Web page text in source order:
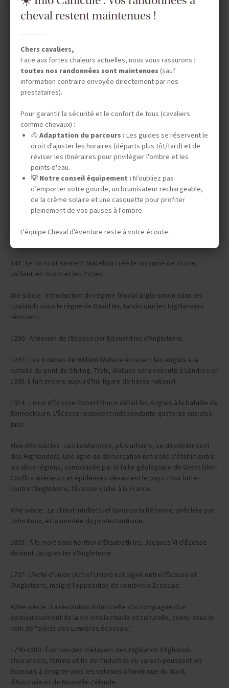
PIB : 190 milliard €
PIB par habitant : 29 000€
Chômage : 6,4%
Principales activités : énergies fossiles, agriculture
Histoire
continentale et jettent les bases d'une florissante civilisation
néolothique, dont les traces existent encore dans les Orcades.
Ier siècle : Les Romains ne parviennent pas à soumettre les tribus
celtes, qu'ils dénomment "Pictes" (du latin pictus, peint).
IVe siècle : Introduction du christianisme.
VIe-VIIe siècles : La tribu celte des Scots, venue du nord de l'Irlande,
s'établit à son tour en Écosse, suivie par les Anglo-Saxons, arrivés
d'Angleterre.
VIIIe-IXe siècles : Assauts des Vikings qui contrôlent le littoral
843 : Le roi scot Kenneth MacAlpin créé le royaume de Scone,
unifiant les Scots et les Pictes.
XIIe siècle : Introduction du régime féodal anglo-saxon dans les
Lowlands sous le règne de David Ier, tandis que les Highlanders
résistent.
1296 : Annexion de l'Écosse par Édouard Ier d'Angleterre.
1297 : Les troupes de William Wallace écrasent les Anglais à la
bataille du pont de Stirling. Trahi, Wallace sera exécuté à Londres en
1305. Il fait encore aujourd'hui figure de héros national.
1314 : Le roi d'Écosse Robert Bruce défait les Anglais à la bataille de
Bannockburn. L'Écosse redevient indépendante quatorze ans plus
tard.
XIVe-XVe siècles : Les Lowlanders, plus urbains, se désolidarisent
des Highlanders. Une ligne de démarcation naturelle s'établit entre
les deux régions, symbolisée par la faille géologique de Great Glen.
Conflits intérieurs et épidémies dévastent le pays. Pour lutter
contre l'Angleterre, l'Écosse s'allie à la France.
XVIe siècle : Le climat intellectuel favorise la Réforme, prêchée par
John Knox, et la montée du protestantisme.
1603 : À la mort sans héritier d'Élisabeth Ire, Jacques VI d'Écosse
devient Jacques Ier d'Angleterre.
1707 : L'Acte d'union (Act of Union) est signé entre l'Écosse et
l'Angleterre, malgré l'opposition de nombreux Écossais.
XVIIIe siècle : La révolution industrielle s'accompagne d'un
épanouissement de la vie intellectuelle et culturelle, connu sous le
nom de “siècle des Lumières écossais”.
1790-1880 : Éviction des métayers des Highlands (Highlands
clearances), famine et fin de l'industrie du varech poussent les
Écossais à émigrer vers les colonies d'Amérique du Nord,
d'Australie et de Nouvelle-Zélande.
cheval restent maintenues !
Chers cavaliers,
Face aux fortes chaleurs actuelles, nous vous rassurons :
toutes nos randonnées sont maintenues (sauf
information contraire envoyée directement par nos
prestataires).
Pour garantir la sécurité et le confort de tous (cavaliers
comme chevaux) :
🐴 Adaptation du parcours :Les guides se réservent le
droit d'ajuster les horaires (départs plus tôt/tard) et de
réviser les itinéraires pour privilégier l'ombre et les
points d'eau.
💡 Notre conseil équipement :N’oubliez pas
d’emporter votre gourde, un brumisateur rechargeable,
de la crème solaire et une casquette pour profiter
pleinement de vos pauses à l'ombre.
L'équipe Cheval d'Aventure reste à votre écoute.